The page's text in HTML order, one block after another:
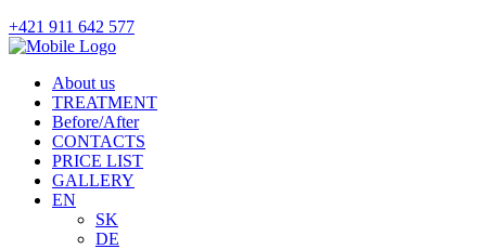
+421 911 642 577
About us
TREATMENT
Before/After
CONTACTS
PRICE LIST
GALLERY
EN
SK
DE